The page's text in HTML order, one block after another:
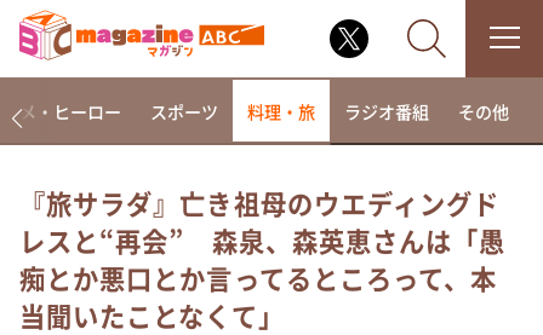
なるみ・岡村の過ぎるTV
相席食堂
これ余談なんですけど・・・
メ・ヒーロー スポーツ 料理・旅 ラジオ番組 その他
『旅サラダ』亡き祖母のウエディングド
レスと“再会” 森泉、森英恵さんは「愚
痴とか悪口とか言ってるところって、本
当聞いたことなくて」